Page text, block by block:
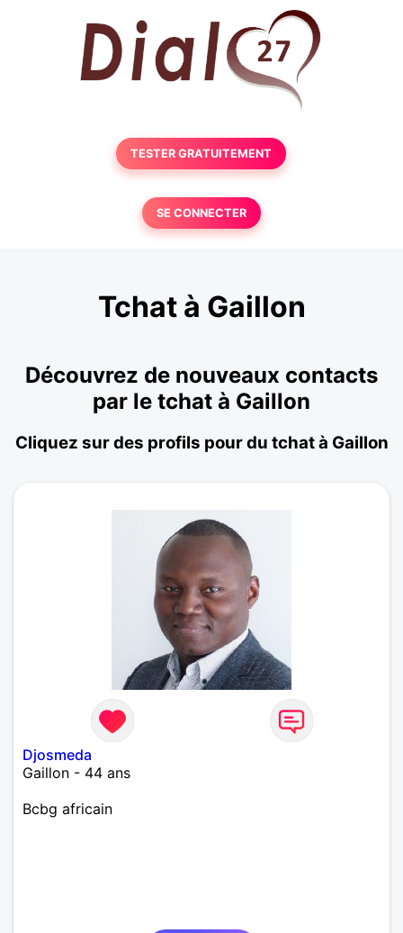
TESTER GRATUITEMENT
SE CONNECTER
Tchat à Gaillon
Découvrez de nouveaux contacts
par le tchat à Gaillon
Cliquez sur des profils pour du tchat à Gaillon
Djosmeda
Gaillon - 44 ans
Bcbg africain